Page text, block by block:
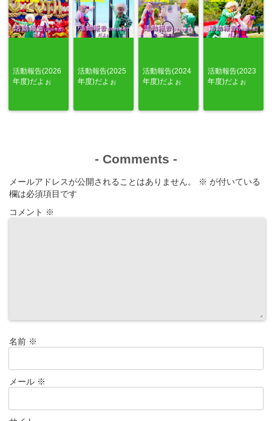
活動報告(2026
年度)だよぉ
活動報告(2025
年度)だよぉ
活動報告(2024
年度)だよぉ
活動報告(2023
年度)だよぉ
- Comments -
メールアドレスが公開されることはありません。 ※ が付いている
欄は必須項目です
コメント ※
名前 ※
メール ※